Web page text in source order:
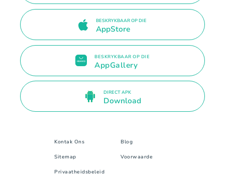
BESKRYKBAAR OP DIE
AppStore
BESKRYKBAAR OP DIE
AppGallery
DIRECT APK
Download
Kontak Ons Blog
Sitemap Voorwaarde
Privaatheidsbeleid